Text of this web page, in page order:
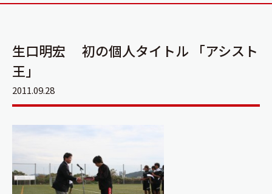
生口明宏 初の個人タイトル 「アシスト
王」
2011.09.28